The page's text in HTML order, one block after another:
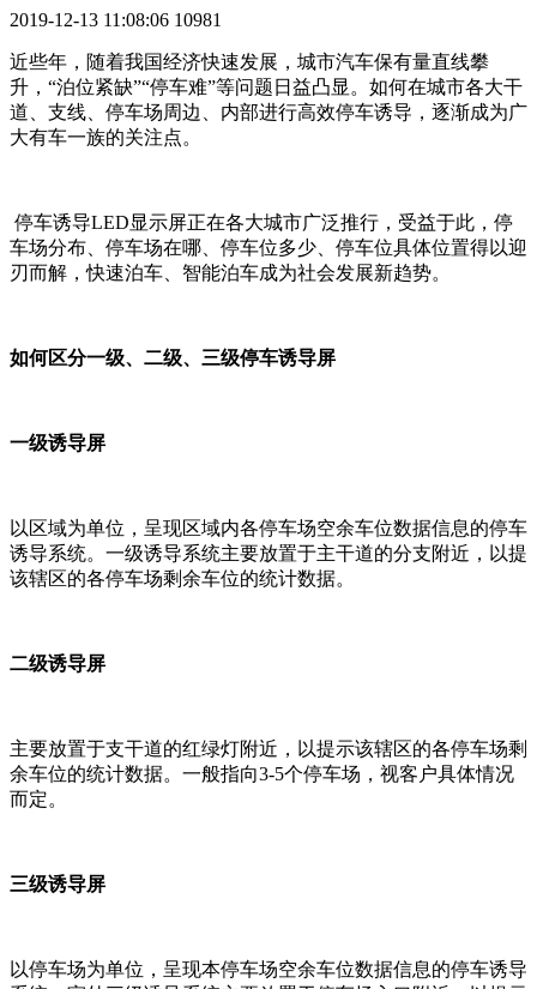
2019-12-13 11:08:06 10981
近些年，随着我国经济快速发展，城市汽车保有量直线攀
升，“泊位紧缺”“停车难”等问题日益凸显。如何在城市各大干
道、支线、停车场周边、内部进行高效停车诱导，逐渐成为广
大有车一族的关注点。
停车诱导LED显示屏正在各大城市广泛推行，受益于此，停
车场分布、停车场在哪、停车位多少、停车位具体位置得以迎
刃而解，快速泊车、智能泊车成为社会发展新趋势。
如何区分一级、二级、三级停车诱导屏
一级诱导屏
以区域为单位，呈现区域内各停车场空余车位数据信息的停车
诱导系统。一级诱导系统主要放置于主干道的分支附近，以提
该辖区的各停车场剩余车位的统计数据。
二级诱导屏
主要放置于支干道的红绿灯附近，以提示该辖区的各停车场剩
余车位的统计数据。一般指向3-5个停车场，视客户具体情况
而定。
三级诱导屏
以停车场为单位，呈现本停车场空余车位数据信息的停车诱导